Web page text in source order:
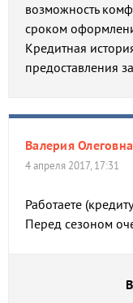
возможность
сроком
Кредитная
предоставления
Валерия Олеговна
4 апреля 2017, 17:31
Работаете
Перед сезоном